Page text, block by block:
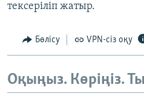
тексеріліп жатыр.
Бөлісу VPN-сіз оқу
Оқыңыз. Көріңіз.